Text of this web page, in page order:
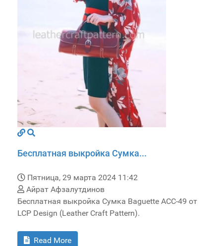
Бесплатная выкройка Сумка...
Пятница, 29 марта 2024 11:42
Айрат Афзалутдинов
Бесплатная выкройка Сумка Baguette ACC-49 от
LCP Design (Leather Craft Pattern).
Read More